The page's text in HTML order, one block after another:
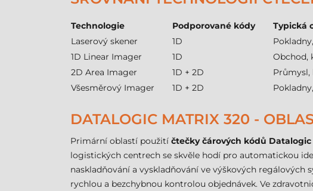
Technologie Podporované kódy Typická
Laserový skener
1D
1D Linear Imager
1D Obchod,
2D Area Imager
1D + 2D
Všesměrový Imager
1D + 2D
DATALOGIC MATRIX 320 -
Primární oblastí použití čtečky čárových kódů Datalogic
logistických centrech se skvěle hodí pro automatickou
naskladňování a vyskladňování ve výškových
rychlou a bezchybnou kontrolou objednávek. Ve